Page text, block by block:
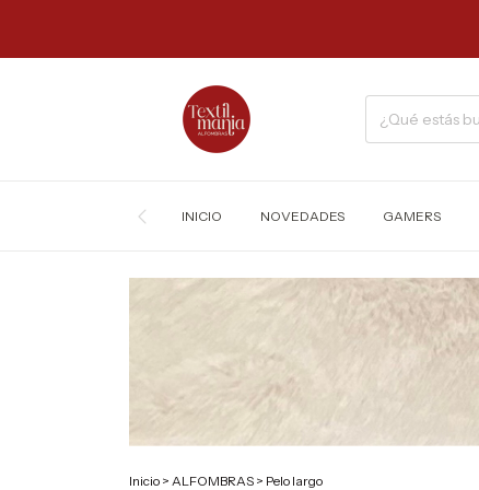
INICIO NOVEDADES GAMERS
Inicio > ALFOMBRAS > Pelo largo